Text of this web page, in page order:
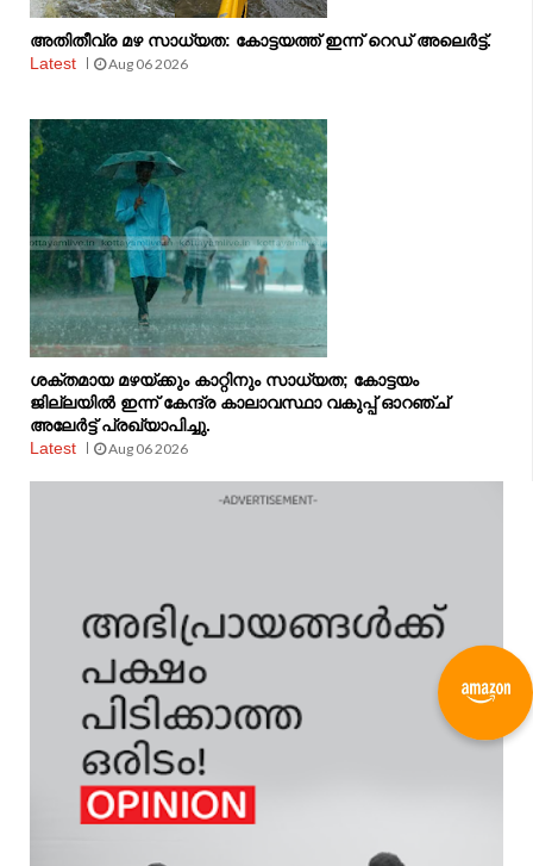
അതിതീവ്ര മഴ സാധ്യത: കോട്ടയത്ത് ഇന്ന് റെഡ് അലെർട്ട്.
Latest
Aug 06 2026
ശക്തമായ മഴയ്ക്കും കാറ്റിനും സാധ്യത; കോട്ടയം
ജില്ലയിൽ ഇന്ന് കേന്ദ്ര കാലാവസ്ഥാ വകുപ്പ് ഓറഞ്ച്
അലേർട്ട് പ്രഖ്യാപിച്ചു.
Latest
Aug 06 2026